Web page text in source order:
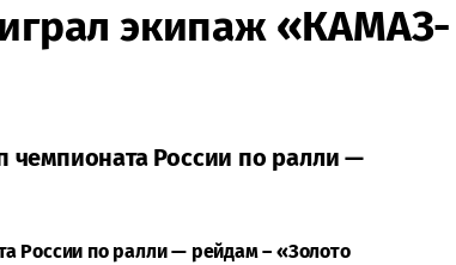
экипаж «КАМАЗ-
чемпионата России по ралли —
России по ралли — рейдам – «Золото